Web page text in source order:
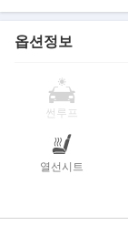
옵션정보
썬루프
열선시트